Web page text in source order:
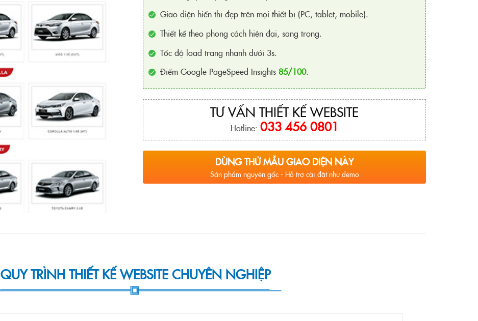
Giao diện hiển thị đẹp trên mọi thiết bị (PC, tablet, mobile).
Thiết kế theo phong cách hiện đại, sang trọng.
Tốc độ load trang nhanh dưới 3s.
Điểm Google PageSpeed Insights 85/100.
TƯ VẤN THIẾT KẾ WEBSITE
Hotline: 033 456 0801
DÙNG THỬ MẪU GIAO DIỆN NÀY
Sản phẩm nguyên gốc - Hỗ trợ cài đặt như demo
QUY TRÌNH THIẾT KẾ WEBSITE CHUYÊN NGHIỆP